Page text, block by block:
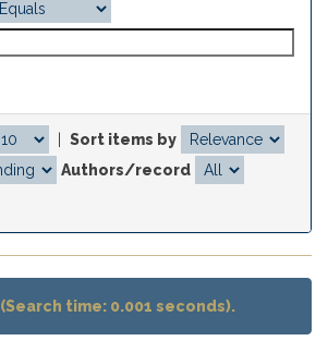
Sort items by
Authors/record
time: 0.001 seconds).